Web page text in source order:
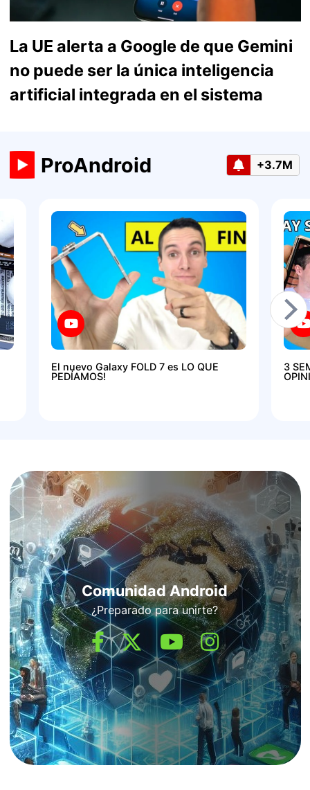
La UE alerta a Google de que Gemini
no puede ser la única inteligencia
artificial integrada en el sistema
ProAndroid +3.7M
El nuevo Galaxy FOLD 7 es LO QUE
PEDÍAMOS!
3
Comunidad Android
¿Preparado para unirte?